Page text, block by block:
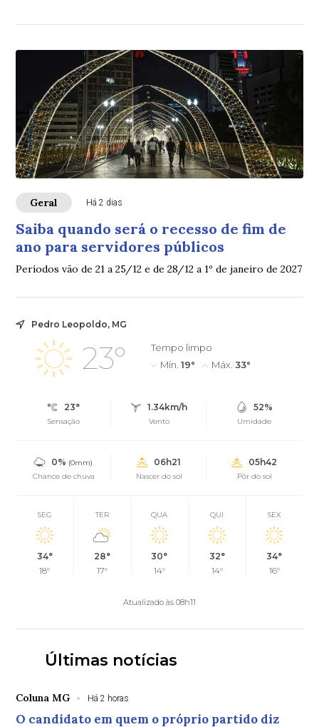
Geral Há 2 dias
Saiba quando será o recesso de fim de
ano para servidores públicos
Períodos vão de 21 a 25/12 e de 28/12 a 1º de janeiro de 2027
Pedro Leopoldo, MG
23°
Tempo limpo
Mín. 19° Máx. 33°
23°
Sensação
1.34km/h
Vento
52%
Umidade
0% (0mm)
Chance de chuva
06h21
Nascer do sol
05h42
Pôr do sol
SEG
34°
18°
TER
28°
17°
QUA
30°
14°
QUI
32°
14°
SEX
34°
16°
Atualizado às 08h11
Últimas notícias
Coluna MG Há 2 horas
O candidato em quem o próprio partido diz